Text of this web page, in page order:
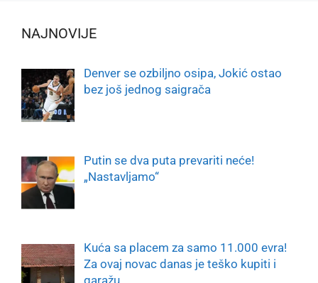
NAJNOVIJE
Denver se ozbiljno osipa, Jokić ostao
bez još jednog saigrača
Putin se dva puta prevariti neće!
„Nastavljamo“
Kuća sa placem za samo 11.000 evra!
Za ovaj novac danas je teško kupiti i